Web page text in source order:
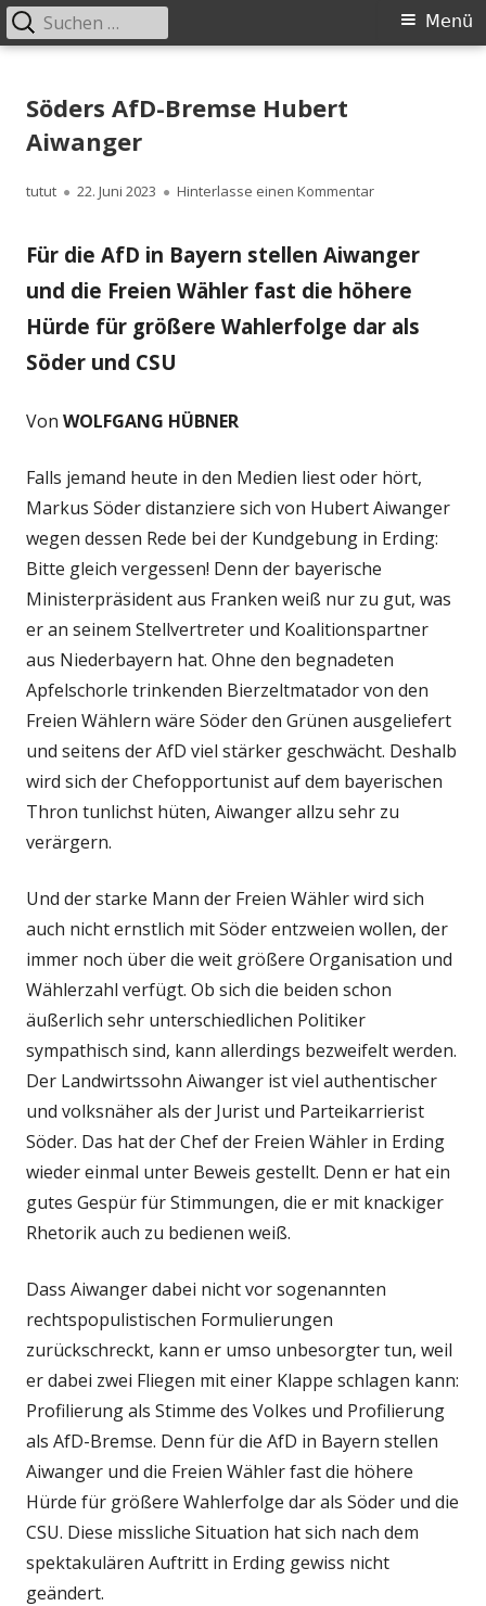
zum
Primäres
Menü
Suchen
nach:
Söders AfD-Bremse Hubert
Aiwanger
Autor
tutut
Veröffentlicht
22. Juni 2023 Hinterlasse einen Kommentarzu Söders AfD-
Für die AfD in Bayern stellen Aiwanger
und die Freien Wähler fast die höhere
Hürde für größere Wahlerfolge dar als
Söder und CSU
Von WOLFGANG HÜBNER
Falls jemand heute in den Medien liest oder hört,
Markus Söder distanziere sich von Hubert Aiwanger
wegen dessen Rede bei der Kundgebung in Erding:
Bitte gleich vergessen! Denn der bayerische
Ministerpräsident aus Franken weiß nur zu gut, was
er an seinem Stellvertreter und Koalitionspartner
aus Niederbayern hat. Ohne den begnadeten
Apfelschorle trinkenden Bierzeltmatador von den
Freien Wählern wäre Söder den Grünen ausgeliefert
und seitens der AfD viel stärker geschwächt. Deshalb
wird sich der Chefopportunist auf dem bayerischen
Thron tunlichst hüten, Aiwanger allzu sehr zu
verärgern.
Und der starke Mann der Freien Wähler wird sich
auch nicht ernstlich mit Söder entzweien wollen, der
immer noch über die weit größere Organisation und
Wählerzahl verfügt. Ob sich die beiden schon
äußerlich sehr unterschiedlichen Politiker
sympathisch sind, kann allerdings bezweifelt werden.
Der Landwirtssohn Aiwanger ist viel authentischer
und volksnäher als der Jurist und Parteikarrierist
Söder. Das hat der Chef der Freien Wähler in Erding
wieder einmal unter Beweis gestellt. Denn er hat ein
gutes Gespür für Stimmungen, die er mit knackiger
Rhetorik auch zu bedienen weiß.
Dass Aiwanger dabei nicht vor sogenannten
rechtspopulistischen Formulierungen
zurückschreckt, kann er umso unbesorgter tun, weil
er dabei zwei Fliegen mit einer Klappe schlagen kann:
Profilierung als Stimme des Volkes und Profilierung
als AfD-Bremse. Denn für die AfD in Bayern stellen
Aiwanger und die Freien Wähler fast die höhere
Hürde für größere Wahlerfolge dar als Söder und die
CSU. Diese missliche Situation hat sich nach dem
spektakulären Auftritt in Erding gewiss nicht
geändert.